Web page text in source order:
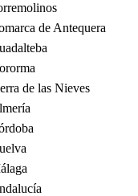
de Antequera
de las Nieves